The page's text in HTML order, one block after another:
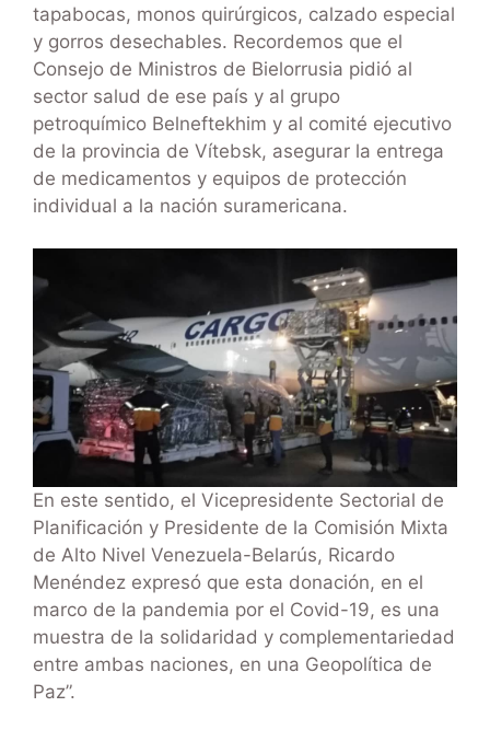
tapabocas, monos quirúrgicos, calzado especial
y gorros desechables. Recordemos que el
Consejo de Ministros de Bielorrusia pidió al
sector salud de ese país y al grupo
petroquímico Belneftekhim y al comité ejecutivo
de la provincia de Vítebsk, asegurar la entrega
de medicamentos y equipos de protección
individual a la nación suramericana.
En este sentido, el Vicepresidente Sectorial de
Planificación y Presidente de la Comisión Mixta
de Alto Nivel Venezuela-Belarús, Ricardo
Menéndez expresó que esta donación, en el
marco de la pandemia por el Covid-19, es una
muestra de la solidaridad y complementariedad
entre ambas naciones, en una Geopolítica de
Paz”.